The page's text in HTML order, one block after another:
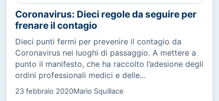
Coronavirus: Dieci regole da seguire per
frenare il contagio
Dieci punti fermi per prevenire il contagio da
Coronavirus nei luoghi di passaggio. A mettere a
punto il manifesto, che ha raccolto l’adesione degli
ordini professionali medici e delle...
23 febbraio 2020Mario Squillace